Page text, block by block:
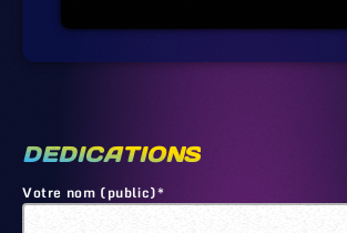
DEDICATIONS
Votre nom (public)*